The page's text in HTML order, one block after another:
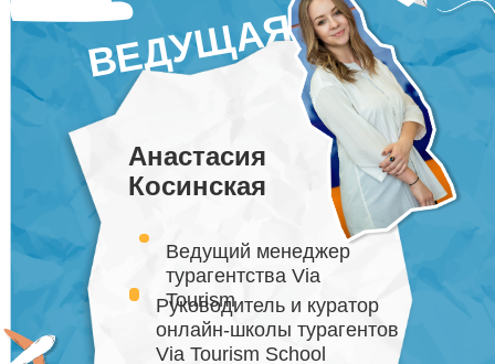
Руководитель и куратор
онлайн-школы турагентов
Via Tourism School
Ведущий менеджер
турагентства Via
Tourism
ВЕДУЩАЯ
Анастасия
Косинская